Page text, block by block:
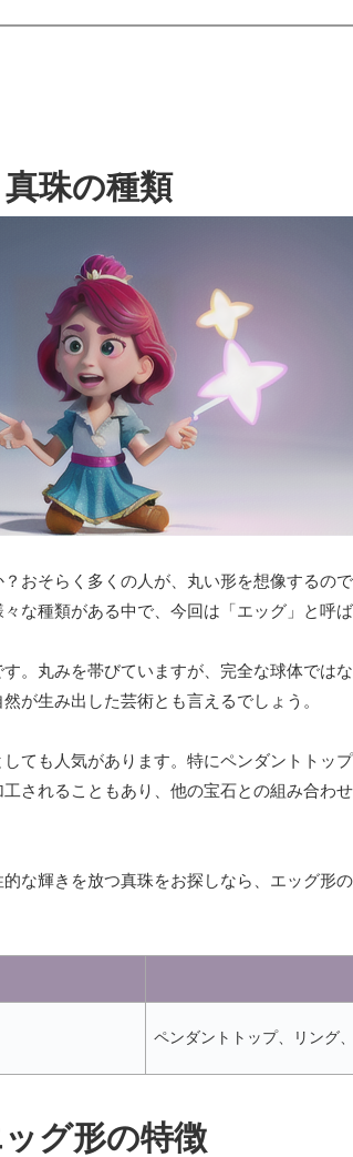
真珠の種類
おそらく多くの人が、丸い形を想像するの
な種類がある中で、今回は「エッグ」と呼
。丸みを帯びていますが、完全な球体ではな
が生み出した芸術とも言えるでしょう。
ても人気があります。特にペンダントトッ
されることもあり、他の宝石との組み合わ
な輝きを放つ真珠をお探しなら、エッグ形
ペンダントトップ、リング
グ形の特徴